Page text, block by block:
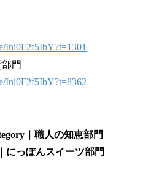
Ini0F2f5IbY?t=1301
門
Ini0F2f5IbY?t=8362
｜職人の知恵部門
にっぽんスイーツ部門